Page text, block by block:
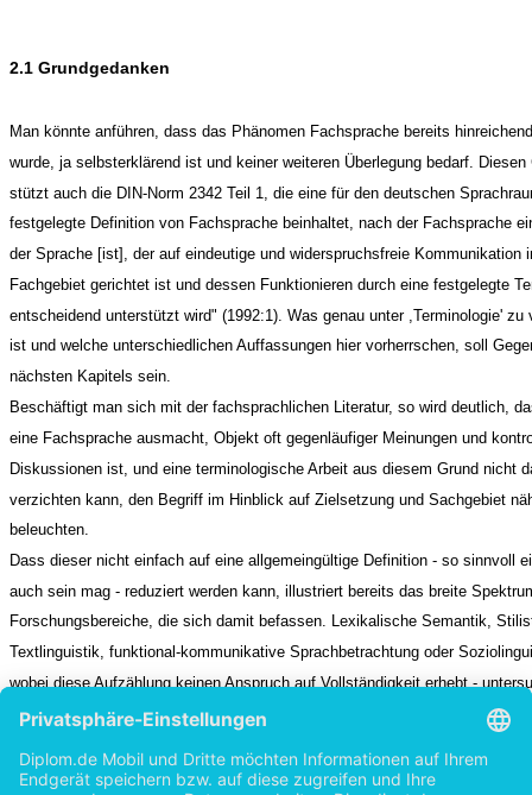
2.1 Grundgedanken
Man könnte anführen, dass das Phänomen Fachsprache bereits
wurde, ja selbsterklärend ist und keiner weiteren Überlegung bedarf. Diesen
stützt auch die DIN-Norm 2342 Teil 1, die eine für den deutschen
festgelegte Definition von Fachsprache beinhaltet, nach der Fachsprache
der Sprache [ist], der auf eindeutige und widerspruchsfreie Kommunikation
Fachgebiet gerichtet ist und dessen Funktionieren durch eine festgelegte
entscheidend unterstützt wird" (1992:1). Was genau unter ,Terminologie' zu
ist und welche unterschiedlichen Auffassungen hier vorherrschen, soll
nächsten Kapitels sein.
Beschäftigt man sich mit der fachsprachlichen Literatur, so wird deutlich,
eine Fachsprache ausmacht, Objekt oft gegenläufiger Meinungen und
Diskussionen ist, und eine terminologische Arbeit aus diesem Grund nicht
verzichten kann, den Begriff im Hinblick auf Zielsetzung und Sachgebiet
beleuchten.
Dass dieser nicht einfach auf eine allgemeingültige Definition - so sinnvoll
auch sein mag - reduziert werden kann, illustriert bereits das breite
Forschungsbereiche, die sich damit befassen. Lexikalische Semantik,
Textlinguistik, funktional-kommunikative Sprachbetrachtung oder
wobei diese Aufzählung keinen Anspruch auf Vollständigkeit erhebt -
jeweils spezifische Aspekte eines Phänomens, dass durch diese
Das immer weiter zunehmende Wissen und die fortschreitende